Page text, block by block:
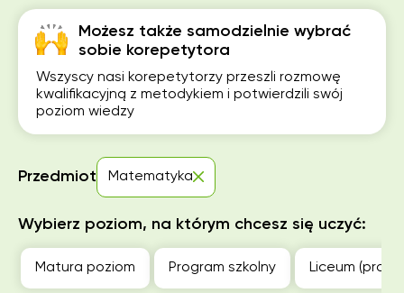
Możesz także samodzielnie wybrać
sobie korepetytora
Wszyscy nasi korepetytorzy przeszli rozmowę
kwalifikacyjną z metodykiem i potwierdzili swój
poziom wiedzy
Przedmiot Matematyka
Wybierz poziom, na którym chcesz się uczyć:
Matura poziom Program szkolny Liceum (profil